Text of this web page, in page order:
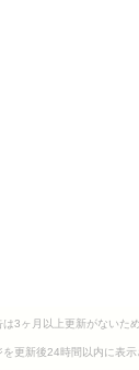
3ヶ月以上更新がないた
を更新後24時間以内に表示